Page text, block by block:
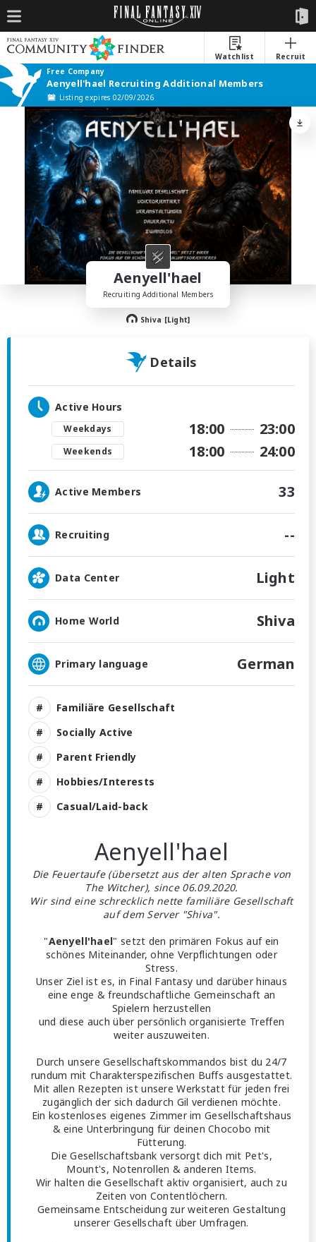
Watchlist
Recruit
Free Company
Aenyell'hael Recruiting Additional Members
Listing expires 02/09/2026
Aenyell'hael
Recruiting Additional Members
Shiva [Light]
Details
Active Hours
Weekdays 18:00 23:00
Weekends 18:00 24:00
Active Members 33
Recruiting --
Data Center Light
Home World Shiva
Primary language German
Familiäre Gesellschaft
Socially Active
Parent Friendly
Hobbies/Interests
Casual/Laid-back
Aenyell'hael
Die Feuertaufe (übersetzt aus der alten Sprache von
The Witcher), since 06.09.2020.
Wir sind eine schrecklich nette familiäre Gesellschaft
auf dem Server "Shiva".
"Aenyell'hael" setzt den primären Fokus auf ein
schönes Miteinander, ohne Verpflichtungen oder
Stress.
Unser Ziel ist es, in Final Fantasy und darüber hinaus
eine enge & freundschaftliche Gemeinschaft an
Spielern herzustellen
und diese auch über persönlich organisierte Treffen
weiter auszuweiten.
Durch unsere Gesellschaftskommandos bist du 24/7
rundum mit Charakterspezifischen Buffs ausgestattet.
Mit allen Rezepten ist unsere Werkstatt für jeden frei
zugänglich der sich dadurch Gil verdienen möchte.
Ein kostenloses eigenes Zimmer im Gesellschaftshaus
& eine Unterbringung für deinen Chocobo mit
Fütterung.
Die Gesellschaftsbank versorgt dich mit Pet's,
Mount's, Notenrollen & anderen Items.
Wir halten die Gesellschaft aktiv organisiert, auch zu
Zeiten von Contentlöchern.
Gemeinsame Entscheidung zur weiteren Gestaltung
unserer Gesellschaft über Umfragen.